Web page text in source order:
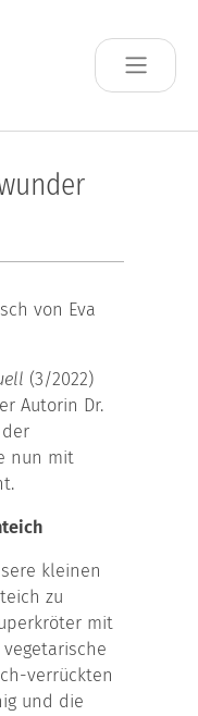
von Eva
(3/2022)
Autorin Dr.
nun mit
kleinen
zu
mit
verrückten
und die